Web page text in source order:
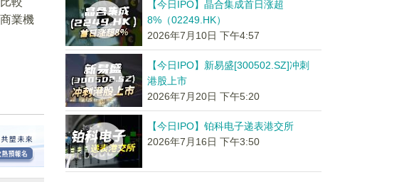
業機
【今日IPO】晶合集成首日涨超
8%（02249.HK）
2026年7月10日 下午4:57
【今日IPO】新易盛[300502.SZ]冲刺
港股上市
2026年7月20日 下午5:20
【今日IPO】铂科电子递表港交所
2026年7月16日 下午3:50